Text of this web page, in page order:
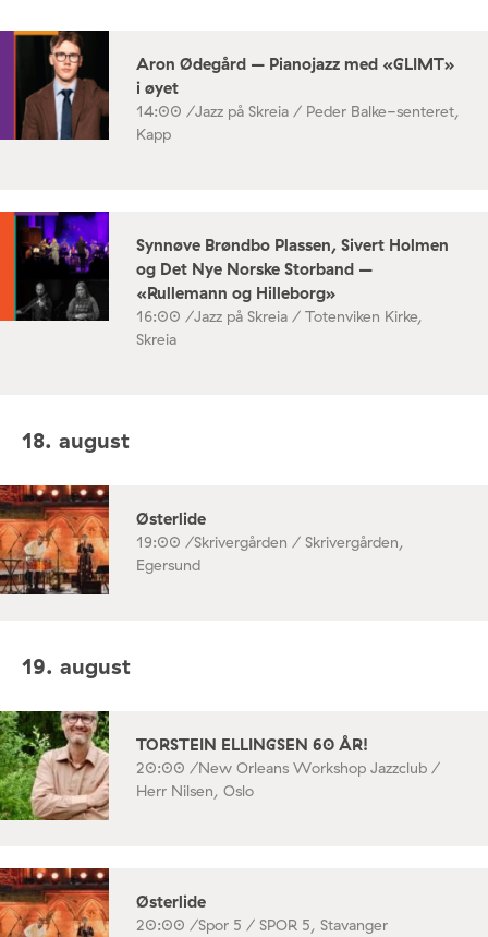
Aron Ødegård – Pianojazz med «GLIMT»
i øyet
14:00 /Jazz på Skreia / Peder Balke-senteret,
Kapp
Synnøve Brøndbo Plassen, Sivert Holmen
og Det Nye Norske Storband –
«Rullemann og Hilleborg»
16:00 /Jazz på Skreia / Totenviken Kirke,
Skreia
18. august
Østerlide
19:00 /Skrivergården / Skrivergården,
Egersund
19. august
TORSTEIN ELLINGSEN 60 ÅR!
20:00 /New Orleans Workshop Jazzclub /
Herr Nilsen, Oslo
Østerlide
20:00 /Spor 5 / SPOR 5, Stavanger